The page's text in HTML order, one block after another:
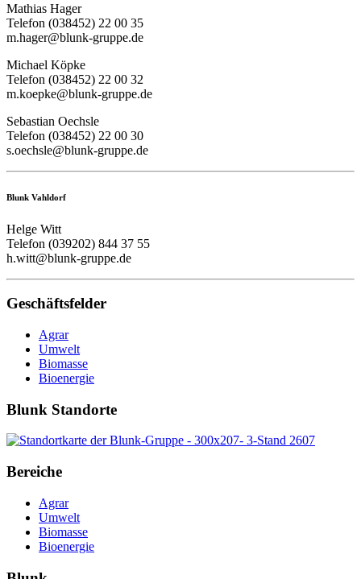
Mathias Hager
Telefon (038452) 22 00 35
m.hager@blunk-gruppe.de
Michael Köpke
Telefon (038452) 22 00 32
m.koepke@blunk-gruppe.de
Sebastian Oechsle
Telefon (038452) 22 00 30
s.oechsle@blunk-gruppe.de
Blunk Vahldorf
Helge Witt
Telefon (039202) 844 37 55
h.witt@blunk-gruppe.de
Geschäftsfelder
Agrar
Umwelt
Biomasse
Bioenergie
Blunk Standorte
Bereiche
Agrar
Umwelt
Biomasse
Bioenergie